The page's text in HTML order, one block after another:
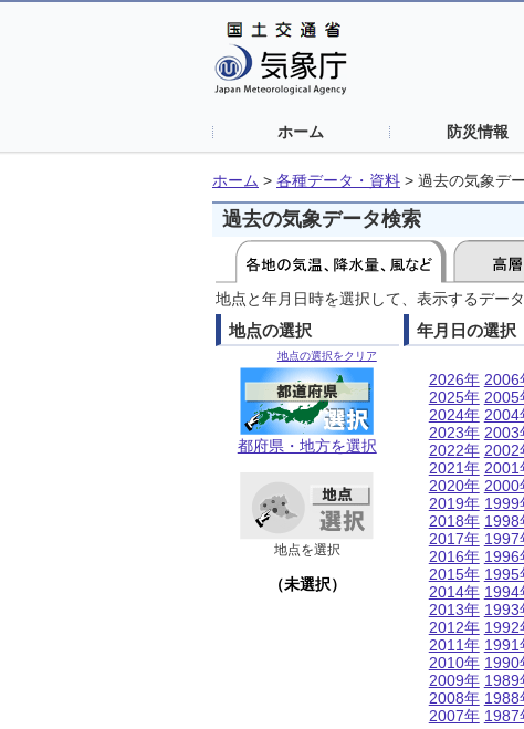
ホーム 防災情報
ホーム > 各種データ・資料 > 過去の気象デ
過去の気象データ検索
地点と年月日時を選択して、表示するデー
地点の選択
地点の選択をクリア
都府県・地方を選択
地点を選択
（未選択）
年月日の選択
2026年
2025年
2024年
2023年
2022年
2021年
2020年
2019年
2018年
2017年
2016年
2015年
2014年
2013年
2012年
2011年
2010年
2009年
2008年
2007年
2006
2005
2004
2003
2002
2001
2000
1999
1998
1997
1996
1995
1994
1993
1992
1991
1990
1989
1988
1987